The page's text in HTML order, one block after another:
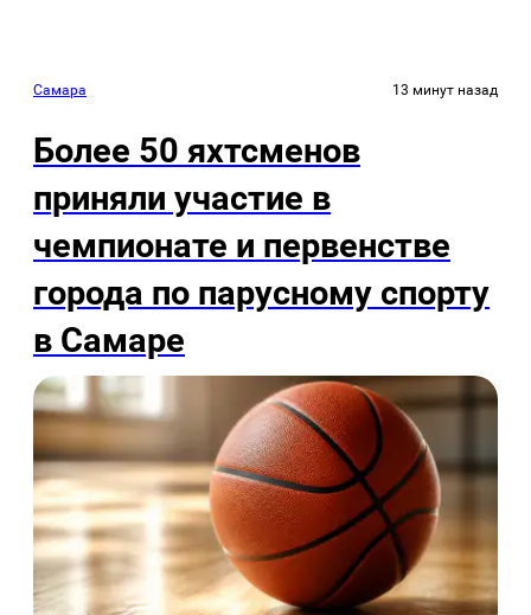
Самара 13 минут назад
Более 50 яхтсменов
приняли участие в
чемпионате и первенстве
города по парусному спорту
в Самаре